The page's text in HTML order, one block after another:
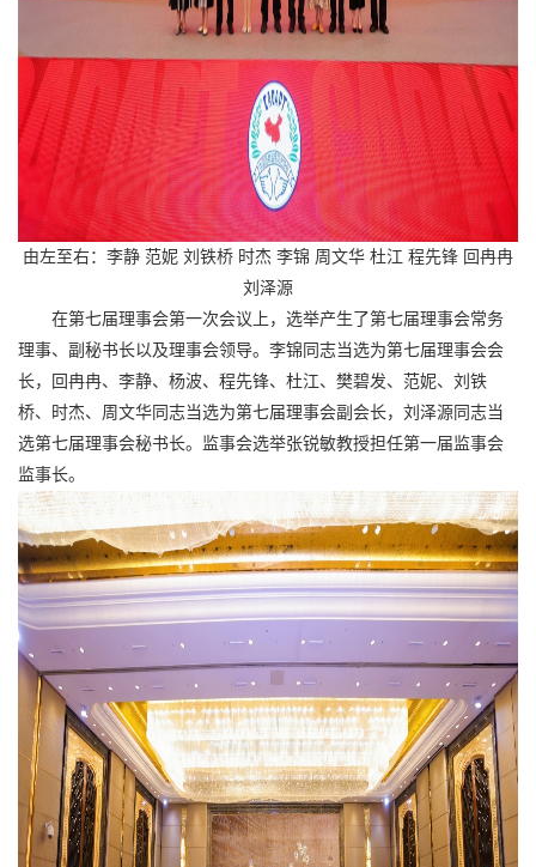
由左至右：李静 范妮 刘铁桥 时杰 李锦 周文华 杜江 程先锋 回冉冉
刘泽源
在第七届理事会第一次会议上，选举产生了第七届理事会常务
理事、副秘书长以及理事会领导。李锦同志当选为第七届理事会会
长，回冉冉、李静、杨波、程先锋、杜江、樊碧发、范妮、刘铁
桥、时杰、周文华同志当选为第七届理事会副会长，刘泽源同志当
选第七届理事会秘书长。监事会选举张锐敏教授担任第一届监事会
监事长。